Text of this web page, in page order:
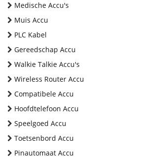
Medische Accu's
Muis Accu
PLC Kabel
Gereedschap Accu
Walkie Talkie Accu's
Wireless Router Accu
Compatibele Accu
Hoofdtelefoon Accu
Speelgoed Accu
Toetsenbord Accu
Pinautomaat Accu